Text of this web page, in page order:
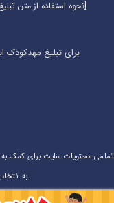
[نحوه استفاده از متن
برای تبلیغ مهدکودک
تمامی محتویات سایت برای کمک به
به